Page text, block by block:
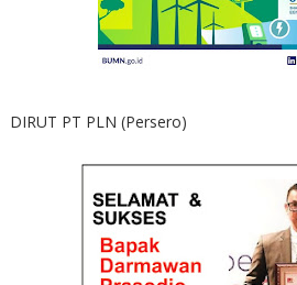
DIRUT PT PLN (Persero)